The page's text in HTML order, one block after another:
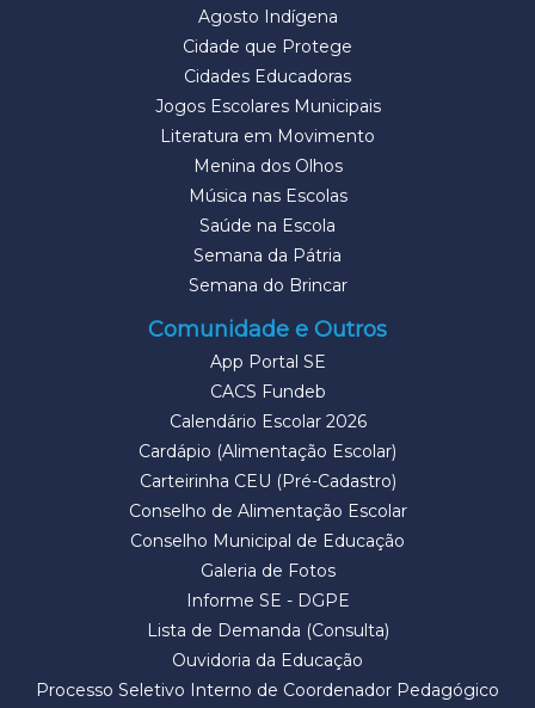
Agosto Indígena
Cidade que Protege
Cidades Educadoras
Jogos Escolares Municipais
Literatura em Movimento
Menina dos Olhos
Música nas Escolas
Saúde na Escola
Semana da Pátria
Semana do Brincar
Comunidade e Outros
App Portal SE
CACS Fundeb
Calendário Escolar 2026
Cardápio (Alimentação Escolar)
Carteirinha CEU (Pré-Cadastro)
Conselho de Alimentação Escolar
Conselho Municipal de Educação
Galeria de Fotos
Informe SE - DGPE
Lista de Demanda (Consulta)
Ouvidoria da Educação
Processo Seletivo Interno de Coordenador Pedagógico